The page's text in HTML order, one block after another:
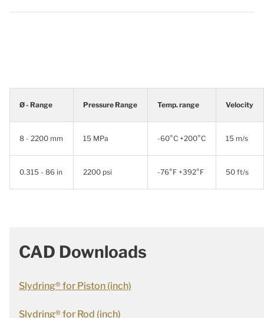
Ø - Range Pressure Range Temp. range Velocity
8 - 2200 mm 15 MPa -60°C +200°C 15 m/s
0.315 - 86 in 2200 psi -76°F +392°F 50 ft/s
CAD Downloads
Slydring® for Piston (inch)
Slydring® for Rod (inch)